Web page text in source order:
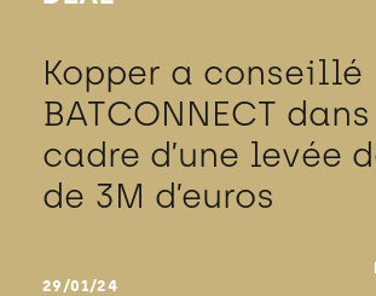
Kopper a conseillé
BATCONNECT
cadre d’une levée
de 3M d’euros
29/01/24